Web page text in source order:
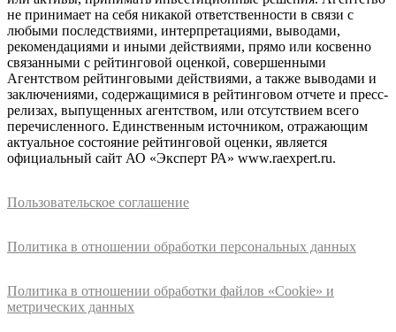
не принимает на себя никакой ответственности в связи с
любыми последствиями, интерпретациями, выводами,
рекомендациями и иными действиями, прямо или косвенно
связанными с рейтинговой оценкой, совершенными
Агентством рейтинговыми действиями, а также выводами и
заключениями, содержащимися в рейтинговом отчете и пресс-
релизах, выпущенных агентством, или отсутствием всего
перечисленного. Единственным источником, отражающим
актуальное состояние рейтинговой оценки, является
официальный сайт АО «Эксперт РА» www.raexpert.ru.
Пользовательское соглашение
Политика в отношении обработки персональных данных
Политика в отношении обработки файлов «Cookie» и
метрических данных